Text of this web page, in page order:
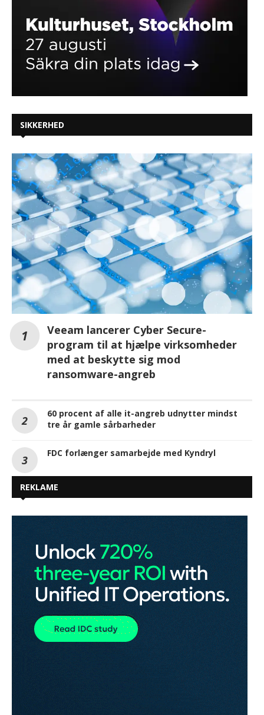
SIKKERHED
Veeam lancerer Cyber Secure-
program til at hjælpe virksomheder
med at beskytte sig mod
ransomware-angreb
60 procent af alle it-angreb udnytter mindst
tre år gamle sårbarheder
FDC forlænger samarbejde med Kyndryl
REKLAME